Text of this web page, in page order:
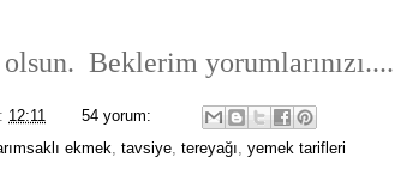
Beklerim yorumlarınızı....
12:11
54 yorum:
ekmek, tavsiye, tereyağı, yemek tarifleri